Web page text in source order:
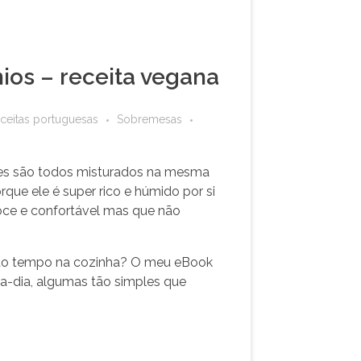
– receita vegana
portuguesas Sobremesas
são todos misturados na mesma
ele é super rico e húmido por si
e confortável mas que não
tempo na cozinha? O meu eBook
dia, algumas tão simples que